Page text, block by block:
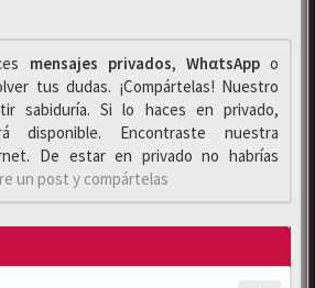
mensajes privados, WhαtsAppo
tus dudas. ¡Compártelas! Nuestro
sabiduría. Si lo haces en privado,
disponible. Encontraste nuestra
De estar en privado no habrías
un post y compártelas